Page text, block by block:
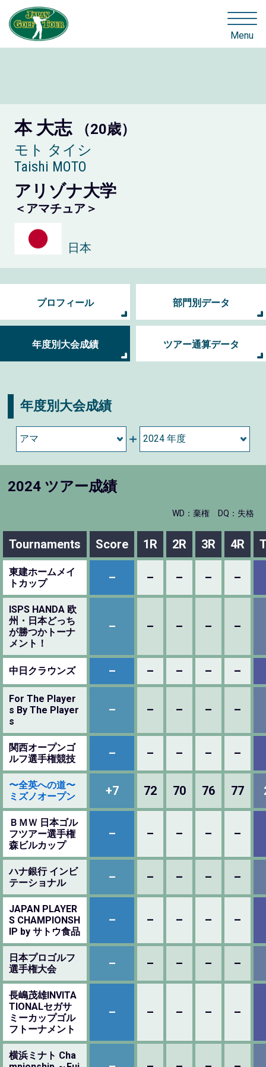
Menu
本 大志
（20歳）
モト タイシ
Taishi MOTO
アリゾナ大学
＜アマチュア＞
日本
プロフィール 部門別データ
年度別大会成績 ツアー通算データ
年度別大会成績
2024 ツアー成績
WD：棄権 DQ：失格
Tournaments Score 1R 2R 3R 4R
東建ホームメイ
トカップ
– – – – –
ISPS HANDA 欧
州・日本どっち
が勝つかトーナ
メント！
– – – – –
中日クラウンズ – – – – –
For The Player
s By The Player
s
– – – – –
関西オープンゴ
ルフ選手権競技
– – – – –
〜全英への道〜
ミズノオープン
+7 72 70 76 77
ＢＭＷ 日本ゴル
フツアー選手権
森ビルカップ
– – – – –
ハナ銀行 インビ
テーショナル
– – – – –
JAPAN PLAYER
S CHAMPIONSH
IP by サトウ食品
– – – – –
日本プロゴルフ
選手権大会
– – – – –
長嶋茂雄INVITA
TIONALセガサ
ミーカップゴル
フトーナメント
– – – – –
横浜ミナト Cha